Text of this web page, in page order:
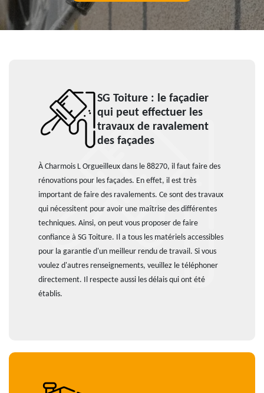
SG Toiture : le façadier
qui peut effectuer les
travaux de ravalement
des façades
À Charmois L Orgueilleux dans le 88270, il faut faire des
rénovations pour les façades. En effet, il est très
important de faire des ravalements. Ce sont des travaux
qui nécessitent pour avoir une maîtrise des différentes
techniques. Ainsi, on peut vous proposer de faire
confiance à SG Toiture. Il a tous les matériels accessibles
pour la garantie d'un meilleur rendu de travail. Si vous
voulez d'autres renseignements, veuillez le téléphoner
directement. Il respecte aussi les délais qui ont été
établis.